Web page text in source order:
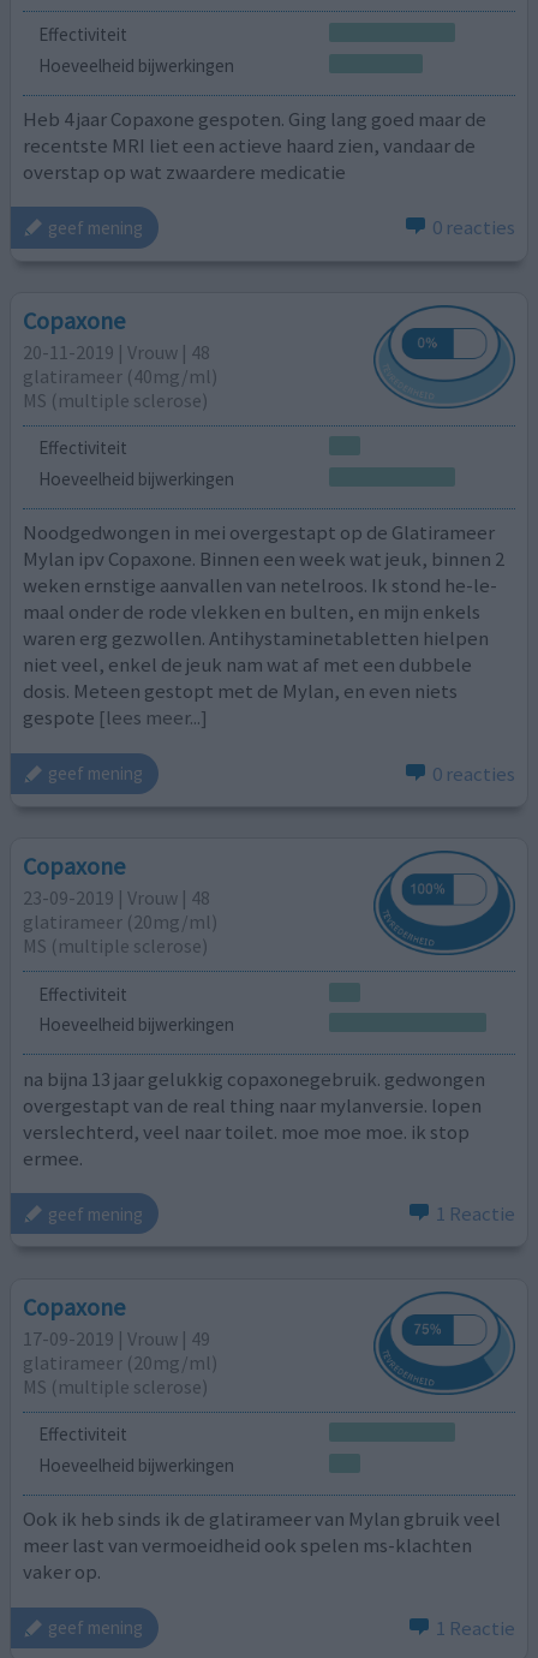
Effectiviteit
Hoeveelheid bijwerkingen
Heb 4 jaar Copaxone gespoten. Ging lang goed maar de
recentste MRI liet een actieve haard zien, vandaar de
overstap op wat zwaardere medicatie
geef mening 0 reacties
Copaxone
20-11-2019 | Vrouw | 48
glatirameer (40mg/ml)
MS (multiple sclerose)
Effectiviteit
Hoeveelheid bijwerkingen
Noodgedwongen in mei overgestapt op de Glatirameer
Mylan ipv Copaxone. Binnen een week wat jeuk, binnen 2
weken ernstige aanvallen van netelroos. Ik stond he-le-
maal onder de rode vlekken en bulten, en mijn enkels
waren erg gezwollen. Antihystaminetabletten hielpen
niet veel, enkel de jeuk nam wat af met een dubbele
dosis. Meteen gestopt met de Mylan, en even niets
gespote [lees meer...]
geef mening 0 reacties
Copaxone
23-09-2019 | Vrouw | 48
glatirameer (20mg/ml)
MS (multiple sclerose)
Effectiviteit
Hoeveelheid bijwerkingen
na bijna 13 jaar gelukkig copaxonegebruik. gedwongen
overgestapt van de real thing naar mylanversie. lopen
verslechterd, veel naar toilet. moe moe moe. ik stop
ermee.
geef mening 1 Reactie
Copaxone
17-09-2019 | Vrouw | 49
glatirameer (20mg/ml)
MS (multiple sclerose)
Effectiviteit
Hoeveelheid bijwerkingen
Ook ik heb sinds ik de glatirameer van Mylan gbruik veel
meer last van vermoeidheid ook spelen ms-klachten
vaker op.
geef mening 1 Reactie